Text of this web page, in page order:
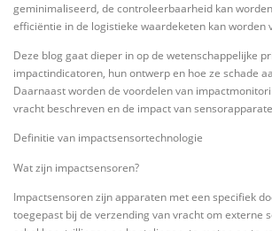
geminimaliseerd, de controleerbaarheid kan
efficiëntie in de logistieke waardeketen kan worden
Deze blog gaat dieper in op de wetenschappelijke
impactindicatoren, hun ontwerp en hoe ze schade
Daarnaast worden de voordelen van
vracht beschreven en de impact van
Definitie van impactsensortechnologie
Wat zijn impactsensoren?
Impactsensoren zijn apparaten met een specifiek
toegepast bij de verzending van vracht om externe